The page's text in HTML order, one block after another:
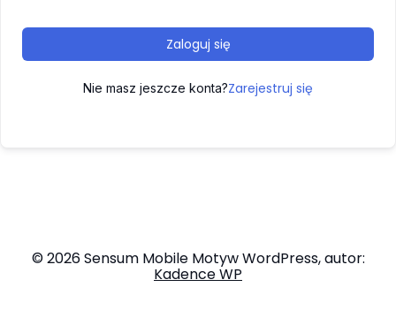
Zaloguj się
Nie masz jeszcze konta?Zarejestruj się
© 2026 Sensum Mobile Motyw WordPress, autor:
Kadence WP